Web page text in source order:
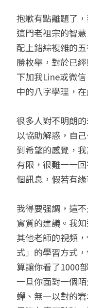
抱歉有點離題了
這門老祖宗的智
配上錯綜複雜的
勝枚舉，對於已
下加我Line或微
中的八字學理，
很多人對不明朗
以協助解惑，自
到希望的感覺，
有限，很難一一
個訊息，假若有
我得要强調，這
實質的建議。我
其他老師的視頻
式」的學習方式
算讓你看了1000
一旦你面對一個
蟬、無一以對的